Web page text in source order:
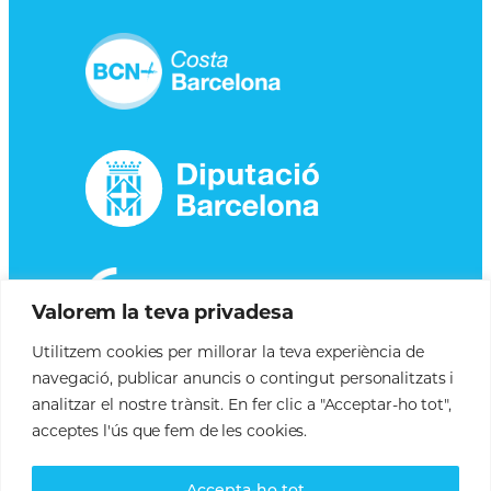
Valorem la teva privadesa
Utilitzem cookies per millorar la teva experiència de
navegació, publicar anuncis o contingut personalitzats i
analitzar el nostre trànsit. En fer clic a "Acceptar-ho tot",
acceptes l'ús que fem de les cookies.